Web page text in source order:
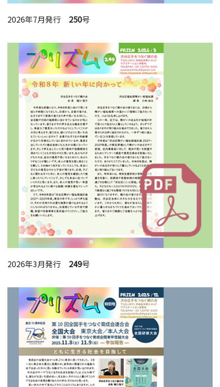
2026年7月発行 250号
2026年3月発行 249号